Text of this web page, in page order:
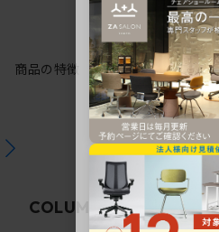
商品の特徴
COLUMN関連コラム